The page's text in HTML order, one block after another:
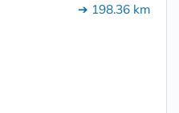
➔ 198.36 km